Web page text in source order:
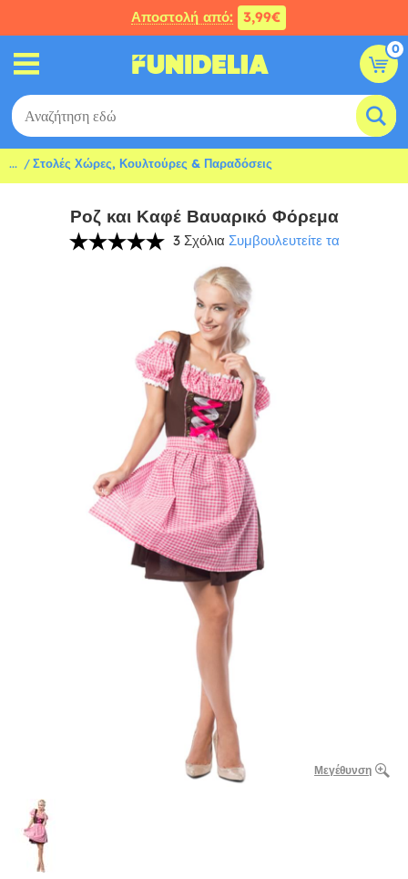
Αποστολή από: 3,99€
0
... Στολές Χώρες, Κουλτούρες & Παραδόσεις
Ροζ και Καφέ Βαυαρικό Φόρεμα
3 Σχόλια Συμβουλευτείτε τα
Μεγέθυνση